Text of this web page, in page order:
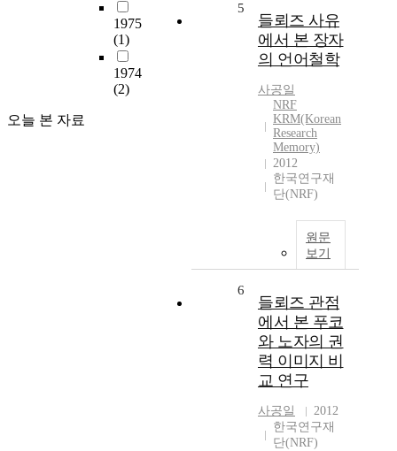
1975
(1)
1974
(2)
오늘 본 자료
5
들뢰즈 사유
에서 본 장자
의 언어철학
사공일
NRF
KRM(Korean
Research
Memory)
2012
한국연구재
단(NRF)
원문
보기
6
들뢰즈 관점
에서 본 푸코
와 노자의 권
력 이미지 비
교 연구
사공일
2012
한국연구재
단(NRF)